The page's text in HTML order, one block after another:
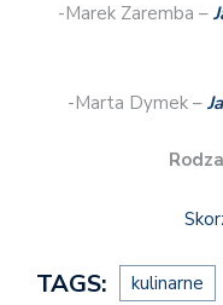
-Marek Zaremba –
-Marta Dymek –
TAGS: kulinarne